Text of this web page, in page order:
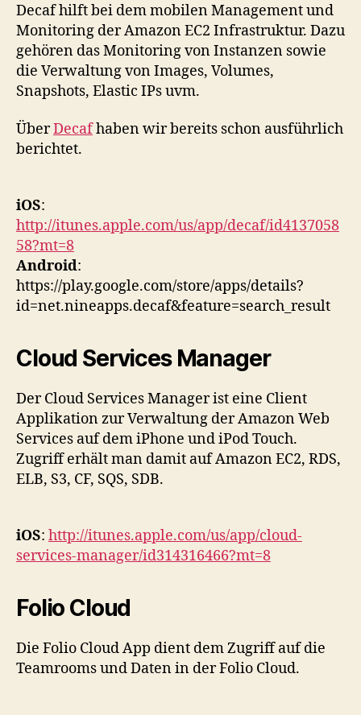
Decaf hilft bei dem mobilen Management und
Monitoring der Amazon EC2 Infrastruktur. Dazu
gehören das Monitoring von Instanzen sowie
die Verwaltung von Images, Volumes,
Snapshots, Elastic IPs uvm.
ÜberDecafhaben wir bereits schon ausführlich
berichtet.
iOS:
http://itunes.apple.com/us/app/decaf/id4137058
58?mt=8
Android:
https://play.google.com/store/apps/details?
id=net.nineapps.decaf&feature=search_result
Cloud Services Manager
Der Cloud Services Manager ist eine Client
Applikation zur Verwaltung der Amazon Web
Services auf dem iPhone und iPod Touch.
Zugriff erhält man damit auf Amazon EC2, RDS,
ELB, S3, CF, SQS, SDB.
iOS: http://itunes.apple.com/us/app/cloud-
services-manager/id314316466?mt=8
Folio Cloud
Die Folio Cloud App dient dem Zugriff auf die
Teamrooms und Daten in der Folio Cloud.